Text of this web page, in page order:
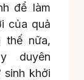
để làm
của quả
thế nữa,
duyên
sinh khởi